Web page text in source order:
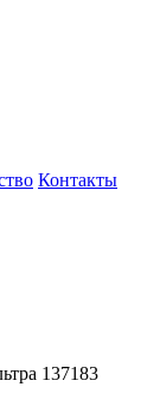
Контакты
137183